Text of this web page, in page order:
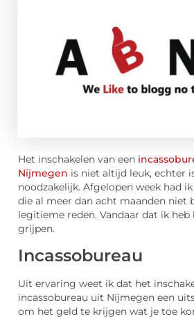
Het inschakelen van een
Nijmegen is niet altijd leuk, echter
noodzakelijk. Afgelopen week had
die al meer dan acht maanden niet
legitieme reden. Vandaar dat ik
grijpen.
Incassobureau
Uit ervaring weet ik dat het
incassobureau uit Nijmegen een
om het geld te krijgen wat je toe